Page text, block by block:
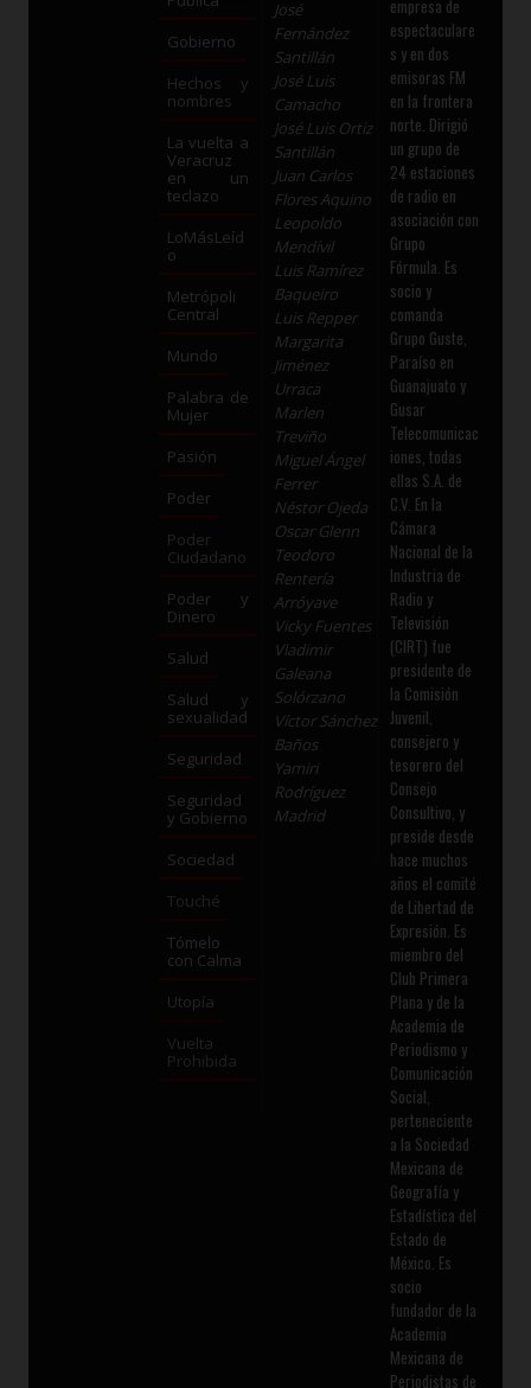
Gobierno
Hechos y
nombres
La vuelta a
Veracruz
en un
teclazo
LoMásLeíd
o
Metrópoli
Central
Mundo
Palabra de
Mujer
Pasión
Poder
Poder
Ciudadano
Poder y
Dinero
Salud
Salud y
sexualidad
Seguridad
Seguridad
y Gobierno
Sociedad
Touché
Tómelo
con Calma
Utopía
Vuelta
Prohibida
José
Fernández
Santillán
José Luis
Camacho
José Luis Ortiz
Santillán
Juan Carlos
Flores Aquino
Leopoldo
Mendívil
Luis Ramírez
Baqueiro
Luis Repper
Margarita
Jiménez
Urraca
Marlen
Treviño
Miguel Ángel
Ferrer
Néstor Ojeda
Oscar Glenn
Teodoro
Rentería
Arróyave
Vicky Fuentes
Vladimir
Galeana
Solórzano
Víctor Sánchez
Baños
Yamiri
Rodríguez
Madrid
empresa de
espectaculare
s y en dos
emisoras FM
en la frontera
norte. Dirigió
un grupo de
24 estaciones
de radio en
asociación con
Grupo
Fórmula. Es
socio y
comanda
Grupo Guste,
Paraíso en
Guanajuato y
Gusar
Telecomunicac
iones, todas
ellas S.A. de
C.V. En la
Cámara
Nacional de la
Industria de
Radio y
Televisión
(CIRT) fue
presidente de
la Comisión
Juvenil,
consejero y
tesorero del
Consejo
Consultivo, y
preside desde
hace muchos
años el comité
de Libertad de
Expresión. Es
miembro del
Club Primera
Plana y de la
Academia de
Periodismo y
Comunicación
Social,
perteneciente
a la Sociedad
Mexicana de
Geografía y
Estadística del
Estado de
México. Es
socio
fundador de la
Academia
Mexicana de
Periodistas de